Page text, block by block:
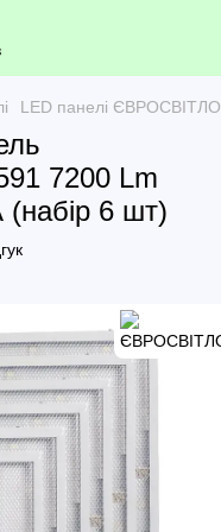
LED панелі ЄВРОСВІТЛО
7200 Lm
6 шт)